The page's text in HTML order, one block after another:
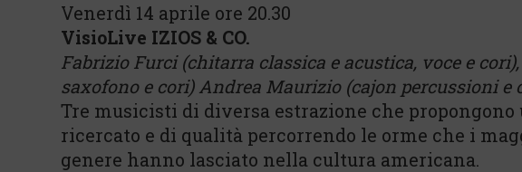
Venerdì 14 aprile ore 20.30
VisioLive IZIOS & CO.
Fabrizio Furci (chitarra classica e acustica, voce e
saxofono e cori) Andrea Maurizio (cajon percussioni e
Tre musicisti di diversa estrazione che
ricercato e di qualità percorrendo le orme che i
genere hanno lasciato nella cultura americana.